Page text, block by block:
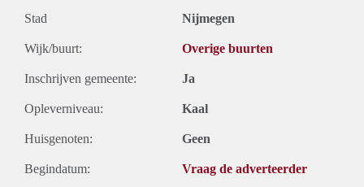
Stad Nijmegen
Wijk/buurt: Overige buurten
Inschrijven gemeente: Ja
Opleverniveau: Kaal
Huisgenoten: Geen
Begindatum: Vraag de adverteerder